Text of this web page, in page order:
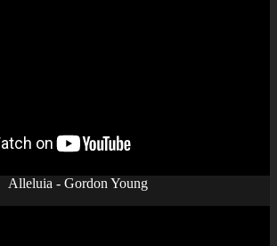
Alleluia - Gordon Young